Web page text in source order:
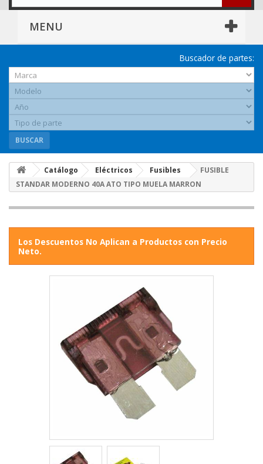
MENU
Buscador de partes:
BUSCAR
Catálogo Eléctricos Fusibles
FUSIBLE
STANDAR MODERNO 40A ATO TIPO MUELA MARRON
Los Descuentos No Aplican a Productos con Precio
Neto.